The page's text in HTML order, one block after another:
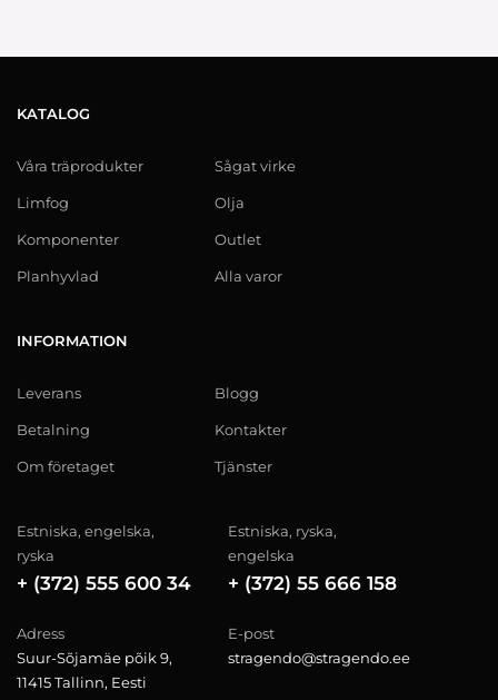
KATALOG
Våra träprodukter
Limfog
Komponenter
Planhyvlad
Sågat virke
Olja
Outlet
Alla varor
INFORMATION
Leverans
Betalning
Om företaget
Blogg
Kontakter
Tjänster
Estniska, engelska,
ryska
+ (372) 555 600 34
Estniska, ryska,
engelska
+ (372) 55 666 158
Adress
Suur-Sõjamäe põik 9,
11415 Tallinn, Eesti
E-post
stragendo@stragendo.ee